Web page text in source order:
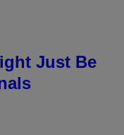
Just Be